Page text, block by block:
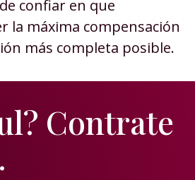
confiar en que
la máxima compensación
más completa posible.
Contrate